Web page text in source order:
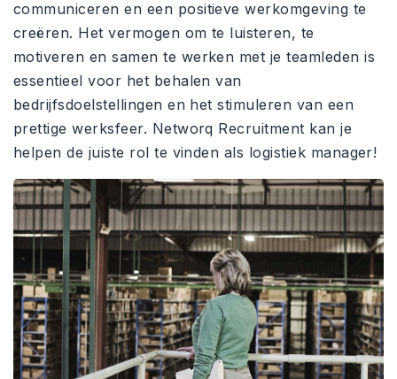
communiceren en een positieve werkomgeving te
creëren. Het vermogen om te luisteren, te
motiveren en samen te werken met je teamleden is
essentieel voor het behalen van
bedrijfsdoelstellingen en het stimuleren van een
prettige werksfeer. Networq Recruitment kan je
helpen de juiste rol te vinden als logistiek manager!